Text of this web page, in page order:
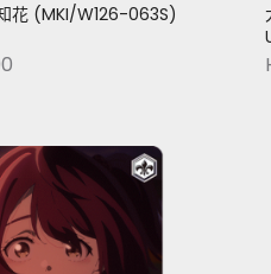
花 (MKI/W126-063S)